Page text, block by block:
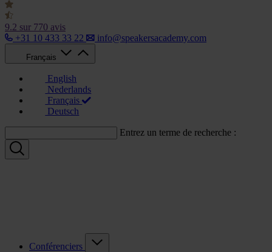
9.2 sur 770 avis
+31 10 433 33 22
info@speakersacademy.com
Français
English
Nederlands
Français
Deutsch
Entrez un terme de recherche :
Conférenciers